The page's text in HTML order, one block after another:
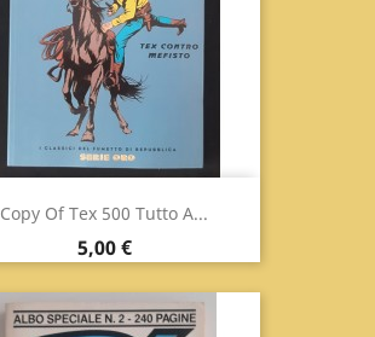
Copy Of Tex 500 Tutto A...
Prix
5,00 €